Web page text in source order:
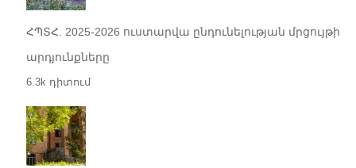
ՀՊՏՀ. 2025-2026 ուստարվա ընդունելության մրցույթի
արդյունքները
6.3k դիտում